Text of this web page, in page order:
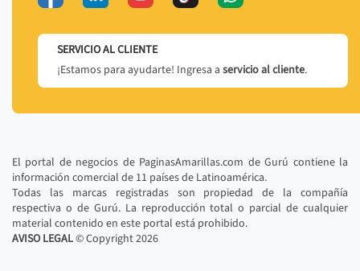
SERVICIO AL CLIENTE
¡Estamos para ayudarte! Ingresa a servicio al cliente.
El portal de negocios de PaginasAmarillas.com de Gurú contiene la
información comercial de 11 países de Latinoamérica.
Todas las marcas registradas son propiedad de la compañía
respectiva o de Gurú. La reproducción total o parcial de cualquier
material contenido en este portal está prohibido.
AVISO LEGAL© Copyright2026